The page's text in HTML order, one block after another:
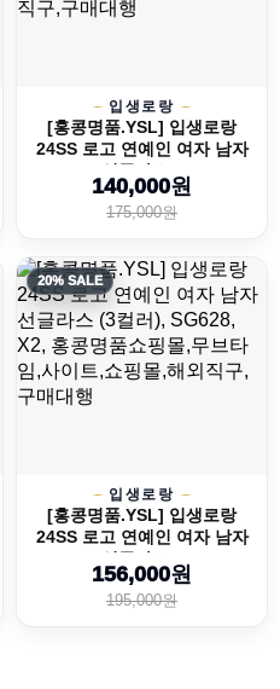
입생로랑
[홍콩명품.YSL] 입생로랑
24SS 로고 연예인 여자 남자
선글라스...
140,000원
175,000원
20% SALE
입생로랑
[홍콩명품.YSL] 입생로랑
24SS 로고 연예인 여자 남자
선글라스...
156,000원
195,000원